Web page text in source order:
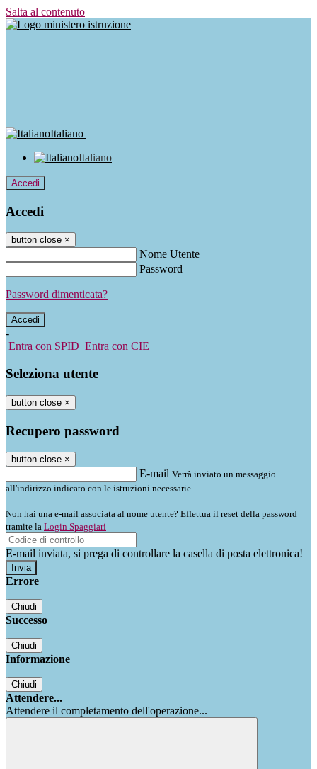
Salta al contenuto
Italiano
Italiano
Accedi
Accedi
button close ×
Nome Utente
Password
Password dimenticata?
-
Entra con SPID Entra con CIE
Seleziona utente
button close ×
Recupero password
button close ×
E-mail Verrà inviato un messaggio
all'indirizzo indicato con le istruzioni necessarie.
Non hai una e-mail associata al nome utente? Effettua il reset della password
tramite la Login Spaggiari
E-mail inviata, si prega di controllare la casella di posta elettronica!
Errore
Chiudi
Successo
Chiudi
Informazione
Chiudi
Attendere...
Attendere il completamento dell'operazione...